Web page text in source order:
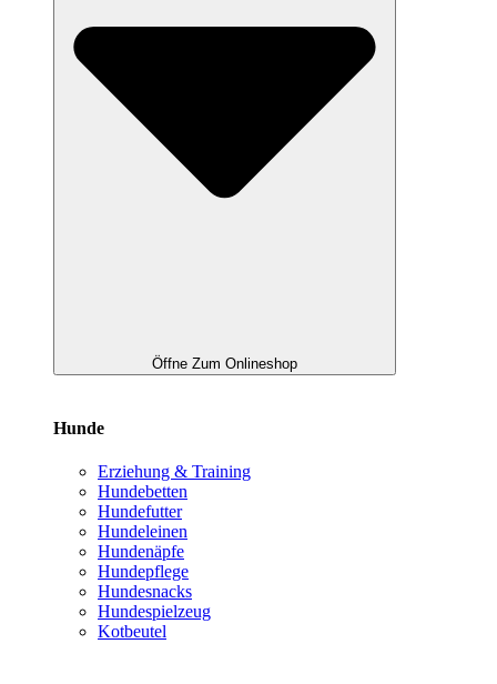
Öffne Zum Onlineshop
Hunde
Erziehung & Training
Hundebetten
Hundefutter
Hundeleinen
Hundenäpfe
Hundepflege
Hundesnacks
Hundespielzeug
Kotbeutel